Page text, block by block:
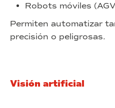
Robots móviles
Permiten automatizar
precisión o peligrosas.
Visión artificial